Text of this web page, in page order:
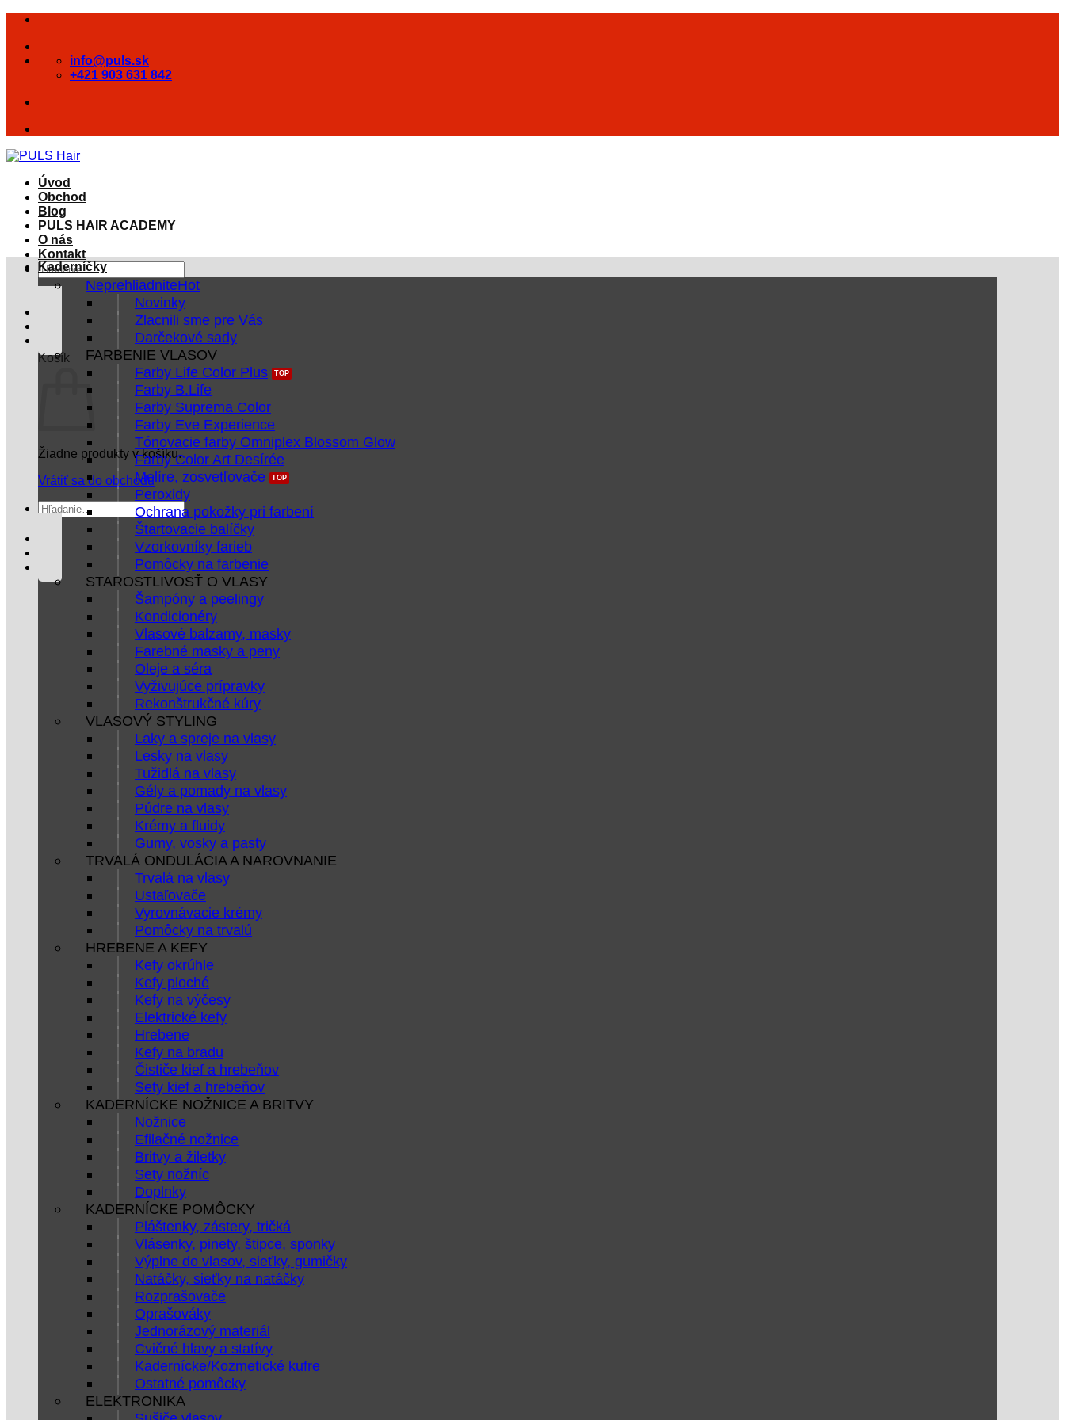
Skip
content
info@puls.sk
+421 903 631 842
Úvod
Obchod
Blog
PULS HAIR ACADEMY
O nás
Kontakt
Hľadať:
Košík
Žiadne produkty v košíku.
Vrátiť sa do obchodu
Hľadať:
Kaderníčky
Neprehliadnite
Novinky
Zlacnili sme pre Vás
Darčekové sady
FARBENIE VLASOV
Farby Life Color Plus
Farby B.Life
Farby Suprema Color
Farby Eve Experience
Tónovacie farby Omniplex Blossom Glow
Farby Color Art Desírée
Melíre, zosvetľovače
Peroxidy
Ochrana pokožky pri farbení
Štartovacie balíčky
Vzorkovníky farieb
Pomôcky na farbenie
STAROSTLIVOSŤ O VLASY
Šampóny a peelingy
Kondicionéry
Vlasové balzamy, masky
Farebné masky a peny
Oleje a séra
Vyživujúce prípravky
Rekonštrukčné kúry
VLASOVÝ STYLING
Laky a spreje na vlasy
Lesky na vlasy
Tužidlá na vlasy
Gély a pomady na vlasy
Púdre na vlasy
Krémy a fluidy
Gumy, vosky a pasty
TRVALÁ ONDULÁCIA A NAROVNANIE
Trvalá na vlasy
Ustaľovače
Vyrovnávacie krémy
Pomôcky na trvalú
HREBENE A KEFY
Kefy okrúhle
Kefy ploché
Kefy na výčesy
Elektrické kefy
Hrebene
Kefy na bradu
Čističe kief a hrebeňov
Sety kief a hrebeňov
KADERNÍCKE NOŽNICE A BRITVY
Nožnice
Efilačné nožnice
Britvy a žiletky
Sety nožníc
Doplnky
KADERNÍCKE POMÔCKY
Pláštenky, zástery, tričká
Vlásenky, pinety, štipce, sponky
Výplne do vlasov, sieťky, gumičky
Natáčky, sieťky na natáčky
Rozprašovače
Oprašováky
Jednorázový materiál
Cvičné hlavy a statívy
Kadernícke/Kozmetické kufre
Ostatné pomôcky
ELEKTRONIKA